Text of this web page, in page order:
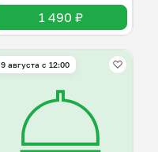
1 490 ₽
9 августа с 12:00